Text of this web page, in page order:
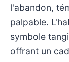
l'abandon,
palpable.
symbole
offrant un